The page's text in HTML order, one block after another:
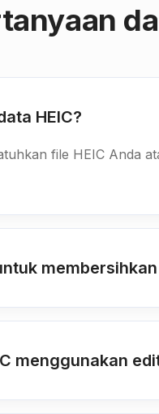
HEIC?
file HEIC Anda
membersihkan
menggunakan